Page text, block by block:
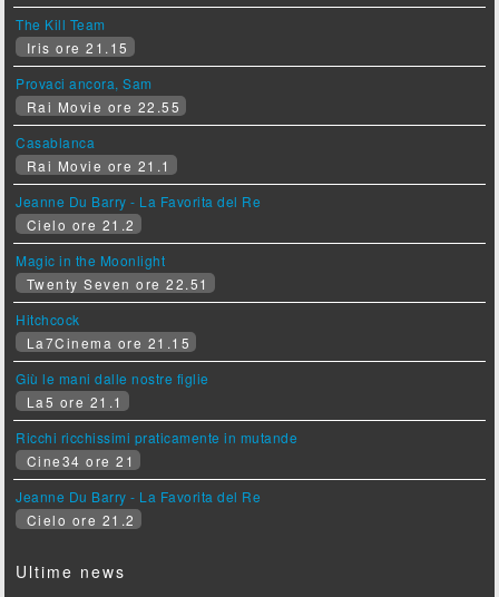
The Kill Team
Iris ore 21.15
Provaci ancora, Sam
Rai Movie ore 22.55
Casablanca
Rai Movie ore 21.1
Jeanne Du Barry - La Favorita del Re
Cielo ore 21.2
Magic in the Moonlight
Twenty Seven ore 22.51
Hitchcock
La7Cinema ore 21.15
Giù le mani dalle nostre figlie
La5 ore 21.1
Ricchi ricchissimi praticamente in mutande
Cine34 ore 21
Jeanne Du Barry - La Favorita del Re
Cielo ore 21.2
Ultime news